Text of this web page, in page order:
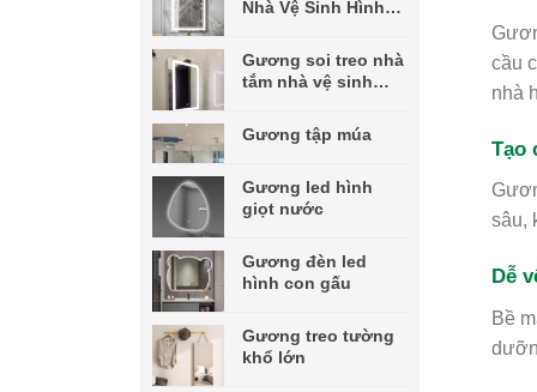
Nhà Vệ Sinh Hình
Gương soi treo nhà
tắm nhà vệ sinh
đèn led
Gương tập múa
Gương led hình
giọt nước
Gương đèn led
hình con gấu
Gương treo tường
khổ lớn
cầu
nhà
Tạo
sâu,
Dễ
Bề